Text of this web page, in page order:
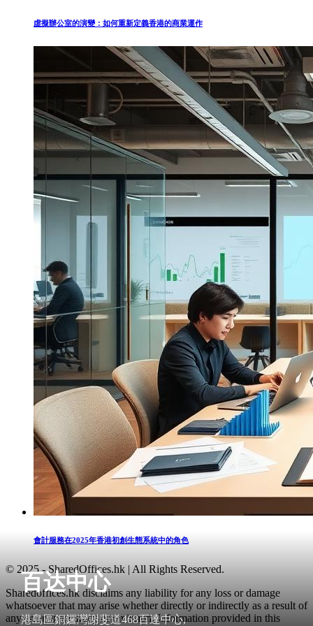
百达中心
港島區銅鑼灣謝斐道468百達中心,
虛擬辦公室的演變：如何重新定義香港的商業運作
會計服務在2025年香港初創生態系統中的角色
© 2025 - SharedOffices.hk | All Rights Reserved.
Sharedoffices.hk disclaims any liability for any loss or damage
whatsoever that may arise whether directly or indirectly as a result of
any error, inaccuracy or omission. Information provided in this